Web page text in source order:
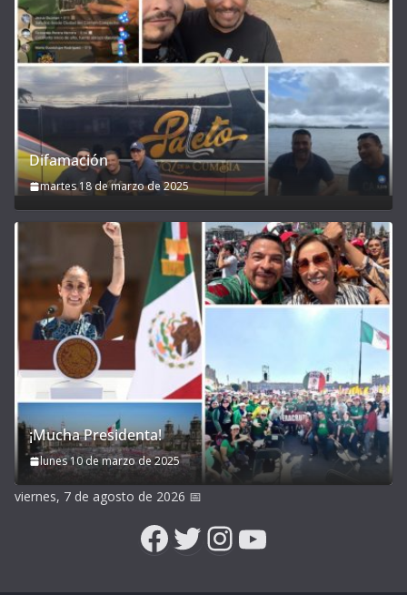
Difamación
martes 18 de marzo de 2025
¡Mucha Presidenta!
lunes 10 de marzo de 2025
viernes, 7 de agosto de 2026 📅
Facebook
Twitter
Instagram
YouTube